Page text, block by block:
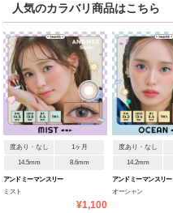
人気のカラバリ商品はこちら
度あり・なし 1ヶ月
14.5mm 8.6mm
アンドミー マンスリー
ミスト
¥1,100
度あり・なし
14.2mm
アンドミー マンスリー
オーシャン